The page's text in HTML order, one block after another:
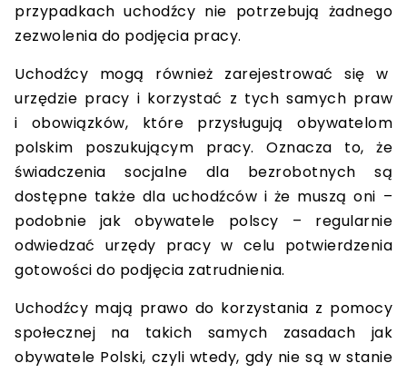
przypadkach uchodźcy nie potrzebują żadnego
zezwolenia do podjęcia pracy.
Uchodźcy mogą również zarejestrować się w
urzędzie pracy i korzystać z tych samych praw
i obowiązków, które przysługują obywatelom
polskim poszukującym pracy. Oznacza to, że
świadczenia socjalne dla bezrobotnych są
dostępne także dla uchodźców i że muszą oni –
podobnie jak obywatele polscy – regularnie
odwiedzać urzędy pracy w celu potwierdzenia
gotowości do podjęcia zatrudnienia.
Uchodźcy mają prawo do korzystania z pomocy
społecznej na takich samych zasadach jak
obywatele Polski, czyli wtedy, gdy nie są w stanie